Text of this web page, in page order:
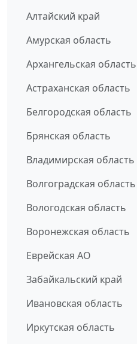
Алтайский край
Амурская область
Архангельская область
Астраханская область
Белгородская область
Брянская область
Владимирская область
Волгоградская область
Вологодская область
Воронежская область
Еврейская АО
Забайкальский край
Ивановская область
Иркутская область